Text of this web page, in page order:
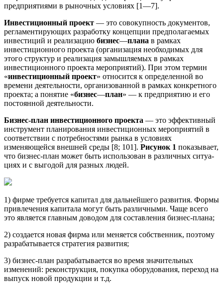
предприятиями в рыночных условиях [1—7].
Инвестиционный проект — это совокупность документов,
регламентирующих разработку кон­цепции предполагаемых
инвестиций и реализацию бизнес—плана в рамках
инвестиционного проекта (организация необходимых для
этого структур и реализация замышляемых в рамках
инвестиционно­го проекта мероприятий). При этом термин
«инвестиционный проект» относится к определенной во
времени деятельности, организованной в рамках конкретного
проекта; а понятие «бизнес—план» — к предприятию и его
постоянной деятельности.
Бизнес-план инвестиционного проекта — это эффективный
инструмент планирования инвести­ционных мероприятий в
соответствии с потребностями рынка в условиях
изменяющейся внешней среды [8; 101]. Рисунок 1 показывает,
что бизнес-план может быть использован в различных ситуа­
циях и с выгодой для разных людей.
1) фирме требуется капитал для дальнейшего развития. Формы
привлечения капитала могут быть различными. Чаще всего
это является главным доводом для составления бизнес-плана;
2) создается новая фирма или меняется собственник, поэтому
разрабатывается стратегия разви­тия;
3) бизнес-план разрабатывается во время значительных
изменений: реконструкция, покупка оборудования, переход на
выпуск новой продукции и т.д.